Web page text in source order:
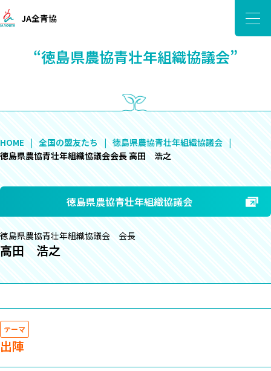
JA全青協
“徳島県農協青壮年組織協議会”
HOME 全国の盟友たち
徳島県農協青壮年組織協議会
徳島県農協青壮年組織協議会会長 高田 浩之
徳島県農協青壮年組織協議会
徳島県農協青壮年組織協議会 会長
高田 浩之
テーマ
出陣